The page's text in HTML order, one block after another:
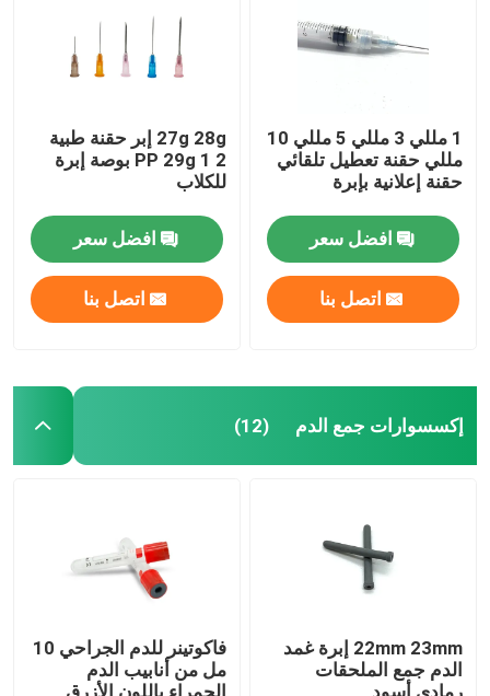
1 مللي 3 مللي 5 مللي 10
مللي حقنة تعطيل تلقائي
حقنة إعلانية بإبرة
افضل سعر
اتصل بنا
27g 28g إبر حقنة طبية
PP 29g 1 2 بوصة إبرة
للكلاب
افضل سعر
اتصل بنا
إكسسوارات جمع الدم (12)
22mm 23mm إبرة غمد
الدم جمع الملحقات
رمادي أسود
فاكوتينر للدم الجراحي 10
مل من أنابيب الدم
الحمراء باللون الأزرق